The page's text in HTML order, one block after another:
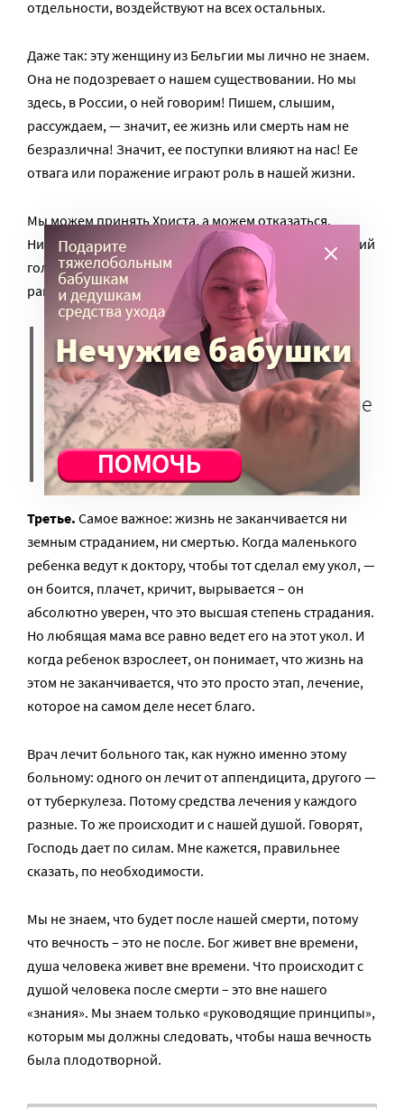
отдельности, воздействуют на всех остальных.
Даже так: эту женщину из Бельгии мы лично не знаем.
Она не подозревает о нашем существовании. Но мы
здесь, в России, о ней говорим! Пишем, слышим,
рассуждаем, — значит, ее жизнь или смерть нам не
безразлична! Значит, ее поступки влияют на нас! Ее
отвага или поражение играют роль в нашей жизни.
Мы можем принять Христа, а можем отказаться.
Никакой механической связи здесь нет – но есть некий
голос, некая протянутая рука. Сострадание почти
равноценно любви! А Бог есть любовь. Значит,
ваше страдание – это ваша
протянутая рука к моему
состраданию, а мое сострадание
– это путь к моему спасению и
нашему общему благу.
Третье. Самое важное: жизнь не заканчивается ни
земным страданием, ни смертью. Когда маленького
ребенка ведут к доктору, чтобы тот сделал ему укол, —
он боится, плачет, кричит, вырывается – он
абсолютно уверен, что это высшая степень страдания.
Но любящая мама все равно ведет его на этот укол. И
когда ребенок взрослеет, он понимает, что жизнь на
этом не заканчивается, что это просто этап, лечение,
которое на самом деле несет благо.
Врач лечит больного так, как нужно именно этому
больному: одного он лечит от аппендицита, другого —
от туберкулеза. Потому средства лечения у каждого
разные. То же происходит и с нашей душой. Говорят,
Господь дает по силам. Мне кажется, правильнее
сказать, по необходимости.
Мы не знаем, что будет после нашей смерти, потому
что вечность – это не после. Бог живет вне времени,
душа человека живет вне времени. Что происходит с
душой человека после смерти – это вне нашего
«знания». Мы знаем только «руководящие принципы»,
которым мы должны следовать, чтобы наша вечность
была плодотворной.